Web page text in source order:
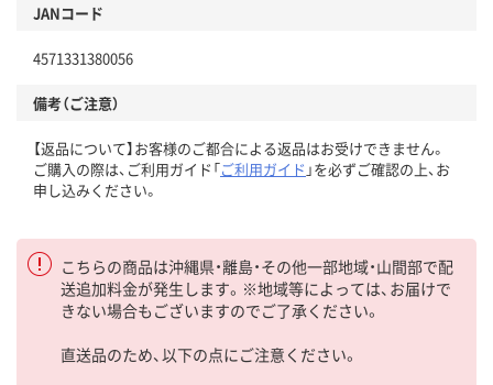
JANコード
4571331380056
備考（ご注意）
【返品について】お客様のご都合による返品はお受けできません。
ご購入の際は、ご利用ガイド「ご利用ガイド 」を必ずご確認の上、お
申し込みください。
こちらの商品は沖縄県・離島・その他一部地域・山間部で配
送追加料金が発生します。※地域等によっては、お届けで
きない場合もございますのでご了承ください。
直送品のため、以下の点にご注意ください。